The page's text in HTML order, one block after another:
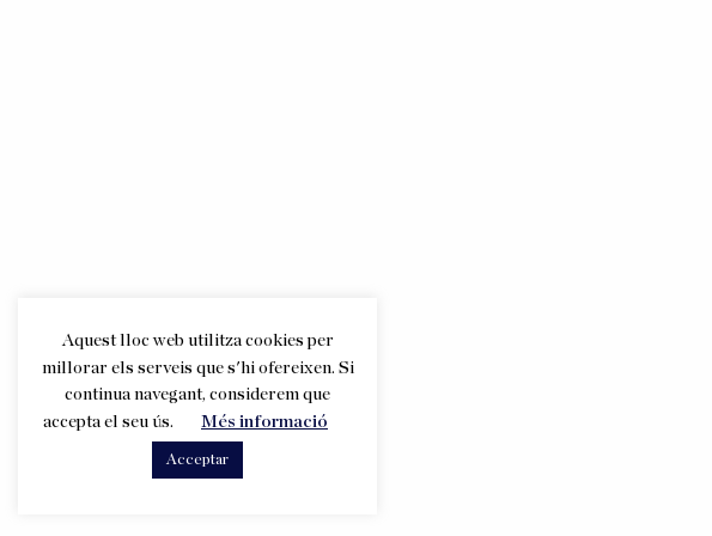
Aquest lloc web utilitza cookies per
millorar els serveis que s'hi ofereixen. Si
continua navegant, considerem que
accepta el seu ús.
Més informació
Acceptar